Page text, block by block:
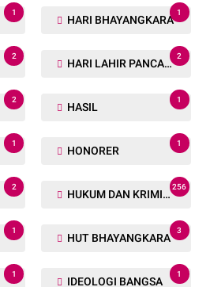
1
HARI BHAYANGKARA
1
2
HARI LAHIR PANCASILA
2
2
HASIL
1
1
HONORER
1
2
HUKUM DAN KRIMINAL
256
1
HUT BHAYANGKARA
3
1
IDEOLOGI BANGSA
1